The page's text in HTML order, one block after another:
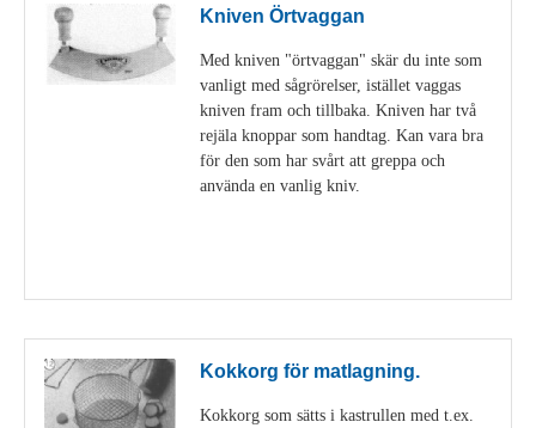
Kniven Örtvaggan
Med kniven "örtvaggan" skär du inte som
vanligt med sågrörelser, istället vaggas
kniven fram och tillbaka. Kniven har två
rejäla knoppar som handtag. Kan vara bra
för den som har svårt att greppa och
använda en vanlig kniv.
Kokkorg för matlagning.
Kokkorg som sätts i kastrullen med t.ex.